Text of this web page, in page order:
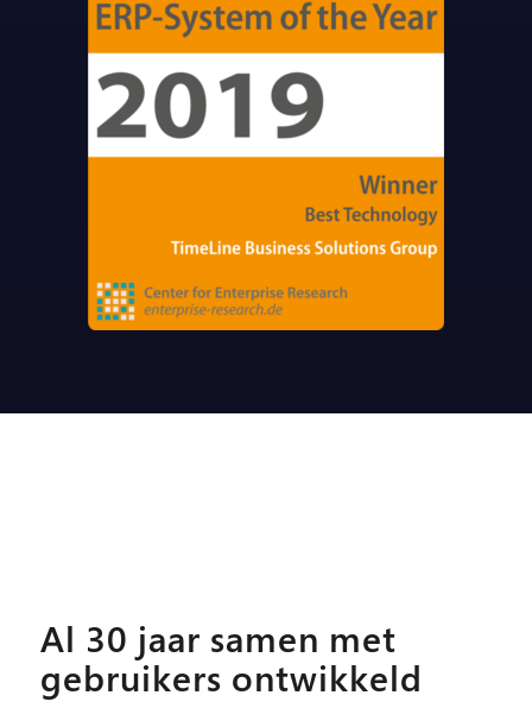
Al 30 jaar samen met
gebruikers ontwikkeld